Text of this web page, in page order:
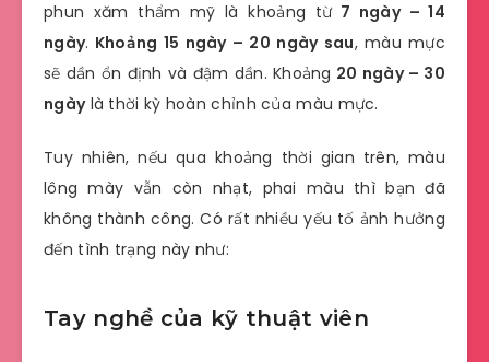
phun xăm thẩm mỹ là khoảng từ7 ngày – 14
ngày. Khoảng 15 ngày – 20 ngày sau, màu mực
sẽ dần ổn định và đậm dần. Khoảng 20 ngày – 30
ngàylà thời kỳ hoàn chỉnh của màu mực.
Tuy nhiên, nếu qua khoảng thời gian trên, màu
lông mày vẫn còn nhạt, phai màu thì bạn đã
không thành công. Có rất nhiều yếu tố ảnh hưởng
đến tình trạng này như:
Tay nghề của kỹ thuật viên